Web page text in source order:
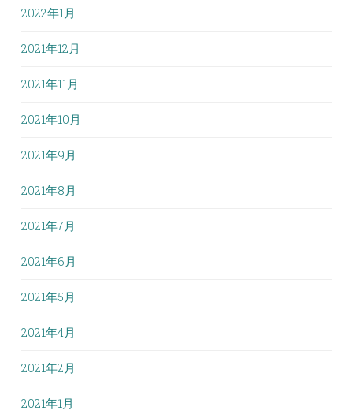
2022年1月
2021年12月
2021年11月
2021年10月
2021年9月
2021年8月
2021年7月
2021年6月
2021年5月
2021年4月
2021年2月
2021年1月